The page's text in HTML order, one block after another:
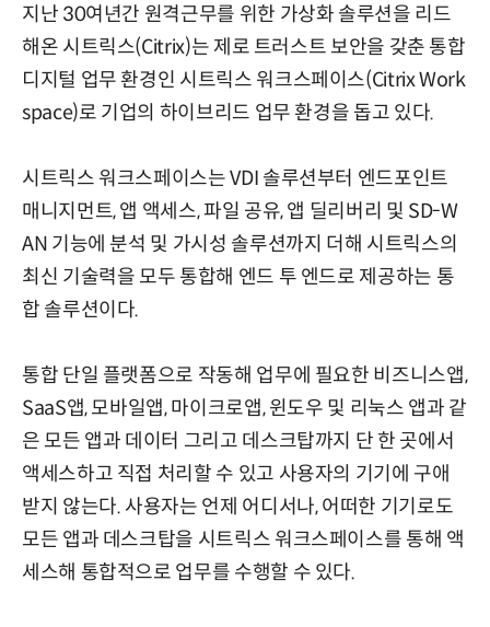
지난 30여년간 원격근무를 위한 가상화 솔루션을 리드
해온 시트릭스(Citrix)는 제로 트러스트 보안을 갖춘 통합
디지털 업무 환경인 시트릭스 워크스페이스(Citrix Work
space)로 기업의 하이브리드 업무 환경을 돕고 있다.
시트릭스 워크스페이스는 VDI 솔루션부터 엔드포인트
매니지먼트, 앱 액세스, 파일 공유, 앱 딜리버리 및 SD-W
AN 기능에 분석 및 가시성 솔루션까지 더해 시트릭스의
최신 기술력을 모두 통합해 엔드 투 엔드로 제공하는 통
합 솔루션이다.
통합 단일 플랫폼으로 작동해 업무에 필요한 비즈니스앱,
SaaS앱, 모바일앱, 마이크로앱, 윈도우 및 리눅스 앱과 같
은 모든 앱과 데이터 그리고 데스크탑까지 단 한 곳에서
액세스하고 직접 처리할 수 있고 사용자의 기기에 구애
받지 않는다. 사용자는 언제 어디서나, 어떠한 기기로도
모든 앱과 데스크탑을 시트릭스 워크스페이스를 통해 액
세스해 통합적으로 업무를 수행할 수 있다.